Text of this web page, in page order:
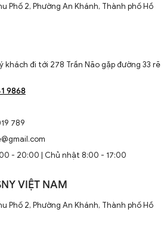
Phố 2, Phường An Khánh, Thành phố Hồ
khách đi tới 278 Trần Não gặp đường 33 rẽ
9868
789
- 20:00 | Chủ nhật 8:00 - 17:00
VIỆT NAM
Phố 2, Phường An Khánh, Thành phố Hồ